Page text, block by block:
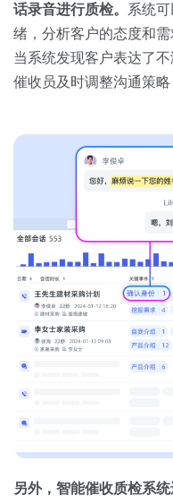
交易跟进
培训辅导
话录音进行质检。 系统
绪，分析客户的态度和
当系统发现客户表达了
催收员及时调整沟通策略
另外，智能催收质检系